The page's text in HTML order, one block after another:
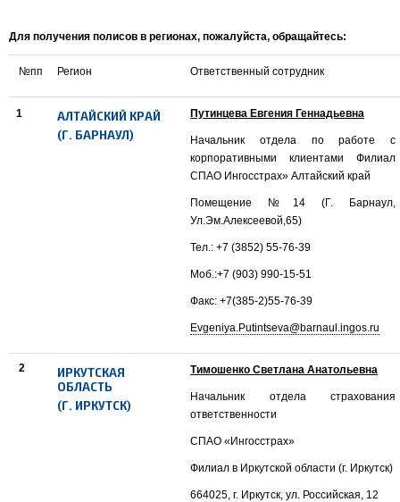
Для получения полисов в регионах, пожалуйста, обращайтесь:
№пп Регион Ответственный сотрудник
1
АЛТАЙСКИЙ КРАЙ
(Г. БАРНАУЛ)
Путинцева Евгения Геннадьевна
Начальник отдела по работе с
корпоративными клиентами Филиал
СПАО Ингосстрах» Алтайский край
Помещение №14 (Г. Барнаул,
Ул.Эм.Алексеевой,65)
Тел.: +7 (3852) 55-76-39
Моб.:+7 (903) 990-15-51
Факс: +7(385-2)55-76-39
Evgeniya.Putintseva@barnaul.ingos.ru
2
ИРКУТСКАЯ
ОБЛАСТЬ
(Г. ИРКУТСК)
Тимошенко Светлана Анатольевна
Начальник отдела страхования
ответственности
СПАО «Ингосстрах»
Филиал в Иркутской области (г. Иркутск)
664025, г. Иркутск, ул. Российская, 12